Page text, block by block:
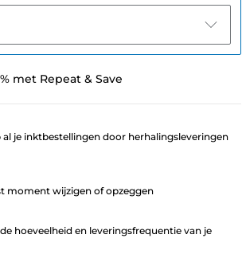
met Repeat & Save
al je inktbestellingen door herhalingsleveringen
moment wijzigen of opzeggen
hoeveelheid en leveringsfrequentie van je